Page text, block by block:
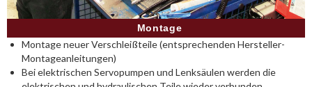
Montage
Montage neuer Verschleißteile (entsprechenden Hersteller-
Montageanleitungen)
Bei elektrischen Servopumpen und Lenksäulen werden die